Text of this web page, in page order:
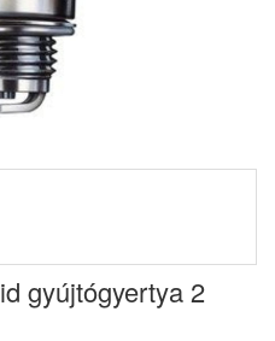
gyújtógyertya 2